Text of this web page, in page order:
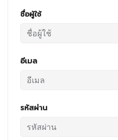
ชื่อผู้ใช้
อีเมล
รหัสผ่าน